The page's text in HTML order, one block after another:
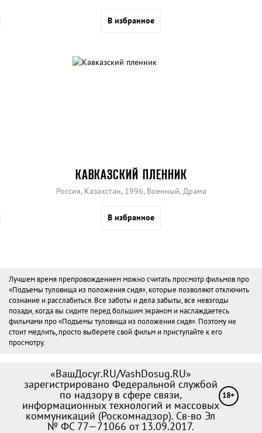
В избранное
КАВКАЗСКИЙ ПЛЕННИК
Россия, Казахстан, 1996, Военный, Драма
В избранное
Лучшем время препровождением можно считать просмотр фильмов про
«Подъемы туловища из положения сидя», которые позволяют отключить
сознание и расслабиться. Все заботы и дела забыты, все невзгоды
позади, когда вы сидите перед большим экраном и наслаждаетесь
фильмами про «Подъемы туловища из положения сидя». Поэтому не
стоит медлить, просто выберете свой фильм и приступайте к его
просмотру.
«ВашДосуг.RU/VashDosug.RU»
зарегистрировано Федеральной службой
по надзору в сфере связи,
информационных технологий и массовых
коммуникаций (Роскомнадзор). Св-во Эл
№ ФС 77—71066 от 13.09.2017.
18+